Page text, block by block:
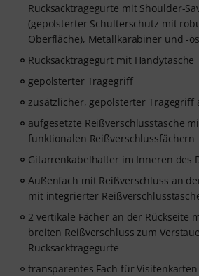
Rucksacktragegurte mit Shoulder-
(gepolsterter Schulterschutz mit
Oberfläche), Metallkarabiner und -
Rucksacktragegurt mit Handytasche
gepolsterter Tragegriff
zusätzlicher, gepolsterter Tragegriff
aufgesetzte Reißverschlusstasche
funktionalen Reißverschlussfächern
Gitarrenkabelhalter im Inneren des
Außenfach mit Reißverschluss an
mit integrierter
2 vertikale Fächer an der Rückseite
breiten Reißverschluss zum
Rucksacktragegurte
transparentes Fach für Visitenkarten